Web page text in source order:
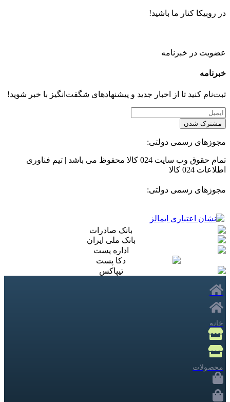
در روبیکا کنار ما باشید!
عضویت در خبرنامه
خبر‌نامه
ثبت‌نام کنید تا از اخبار جدید و پیشنهاد‌های شگفت‌انگیز با خبر شوید!
مشترک شدن
مجوزهای رسمی دولتی:
تمام حقوق وب سایت 024 کالا محفوظ می باشد | تیم فناوری
اطلاعات 024 کالا
مجوزهای رسمی دولتی:
خانه
محصولات